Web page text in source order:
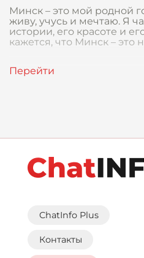
Минск – это мой родной
живу, учусь и мечтаю. Я
истории, его красоте и
кажется, что Минск – это
ChatInfo Plus
Контакты